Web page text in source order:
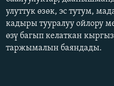
улуттук өзөк, эс тутум,
кадыры тууралуу ойлору
өзү багып келаткан
таржымалын баяндады.